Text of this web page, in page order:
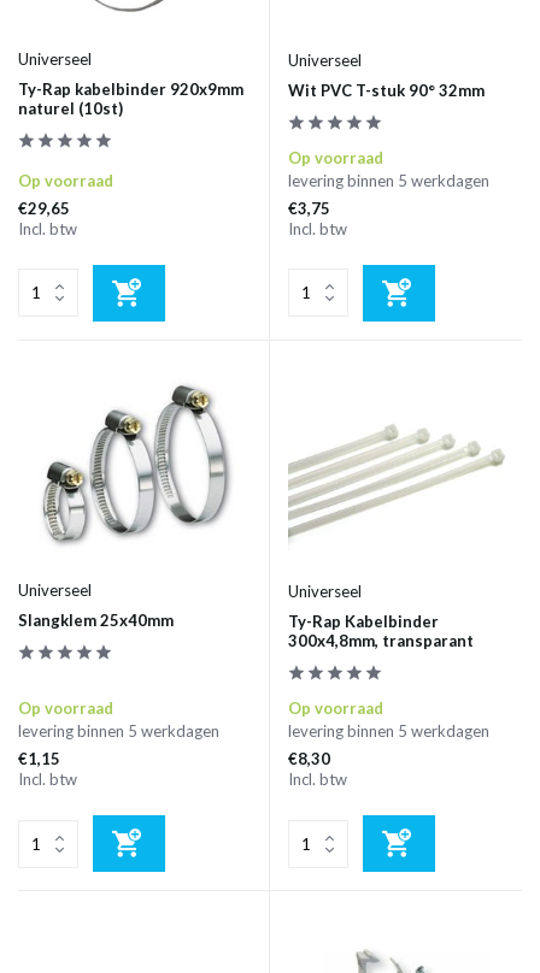
Universeel
Ty-Rap kabelbinder 920x9mm
naturel (10st)
Op voorraad
€29,65
Incl. btw
Universeel
Wit PVC T-stuk 90° 32mm
Op voorraad
levering binnen 5 werkdagen
€3,75
Incl. btw
Universeel
Slangklem 25x40mm
Op voorraad
levering binnen 5 werkdagen
€1,15
Incl. btw
Universeel
Ty-Rap Kabelbinder
300x4,8mm, transparant
Op voorraad
levering binnen 5 werkdagen
€8,30
Incl. btw